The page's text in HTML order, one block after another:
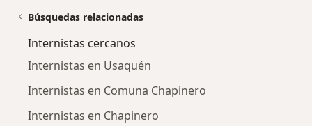
Búsquedas relacionadas
Internistas cercanos
Internistas en Usaquén
Internistas en Comuna Chapinero
Internistas en Chapinero